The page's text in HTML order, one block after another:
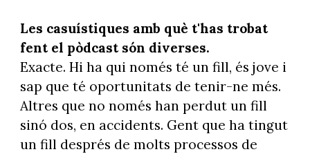
Les casuístiques amb què t'has trobat
fent el pòdcast són diverses.
Exacte. Hi ha qui només té un fill, és jove i
sap que té oportunitats de tenir-ne més.
Altres que no només han perdut un fill
sinó dos, en accidents. Gent que ha tingut
un fill després de molts processos de